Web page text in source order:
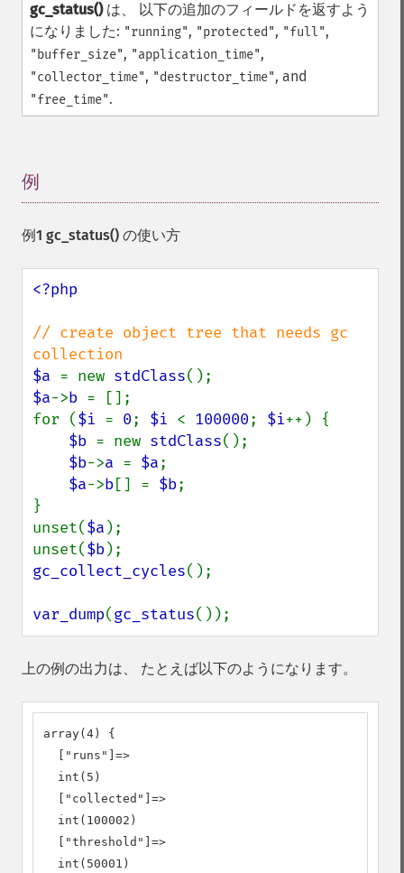
gc_status()は、 以下の追加のフィールドを返すよう
になりました: "running", "protected", "full",
"buffer_size", "application_time",
"collector_time", "destructor_time", and
"free_time".
例
例1 gc_status() の使い方
<?php
// create object tree that needs gc
$a = new stdClass
$a->b = [];
for ($i = 0; $i < 100000; $i++) {
$b = new stdClass();
$b->a = $a;
$a->b[] = $b;
}
unset($a );
unset($b
gc_collect_cycles();
var_dump(gc_status());
上の例の出力は、 たとえば以下のようになります。
array(4) {
  ["runs"]=>
  int(5)
  ["collected"]=>
  int(100002)
  ["threshold"]=>
  int(50001)